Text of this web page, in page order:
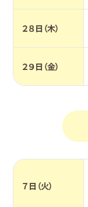
２８日（木）
２９日（金）
７日（火）